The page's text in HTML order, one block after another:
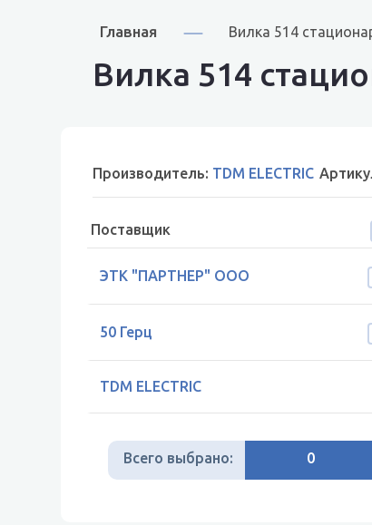
Главная Вилка 514
Вилка 514
Производитель: TDM ELECTRIC
Поставщик
ЭТК "ПАРТНЕР" ООО
50 Герц
TDM ELECTRIC
Всего выбрано: 0